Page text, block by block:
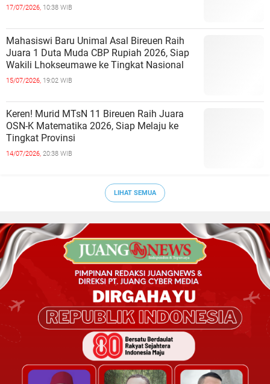
17/07/2026, 10:38 WIB
Mahasiswi Baru Unimal Asal Bireuen Raih
Juara 1 Duta Muda CBP Rupiah 2026, Siap
Wakili Lhokseumawe ke Tingkat Nasional
15/07/2026, 19:02 WIB
Keren! Murid MTsN 11 Bireuen Raih Juara
OSN-K Matematika 2026, Siap Melaju ke
Tingkat Provinsi
14/07/2026, 20:38 WIB
LIHAT SEMUA